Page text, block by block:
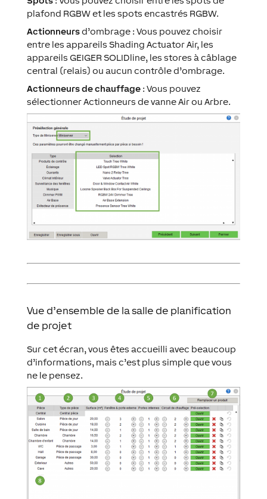
plafond RGBW et les spots encastrés RGBW.
Actionneursd’ombrage : Vous pouvez choisir
entre les appareils Shading Actuator Air, les
appareils GEIGER SOLIDline, les stores à câblage
central (relais) ou aucun contrôle d’ombrage.
Actionneurs de chauffage: Vous pouvez
sélectionner Actionneurs de vanne Air ou Arbre.
Vue d’ensemble de la salle de planification
de projet
Sur cet écran, vous êtes accueilli avec beaucoup
d’informations, mais c’est plus simple que vous
ne le pensez.